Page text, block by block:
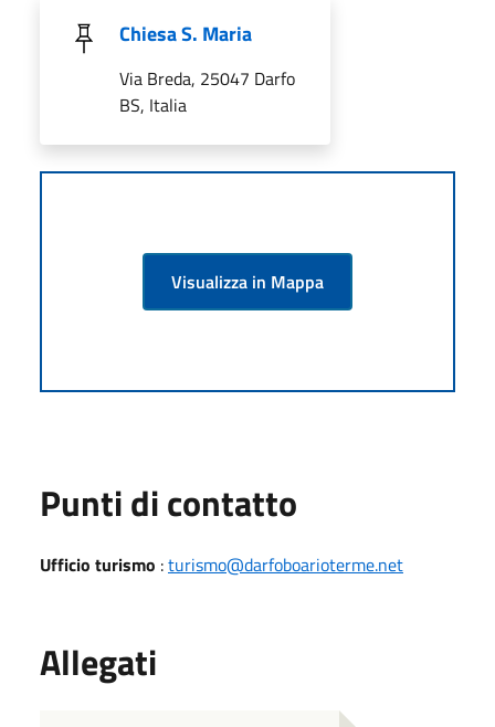
Chiesa S. Maria
Via Breda, 25047 Darfo
BS, Italia
Visualizza in Mappa
Punti di contatto
Ufficio turismo :turismo@darfoboarioterme.net
Allegati